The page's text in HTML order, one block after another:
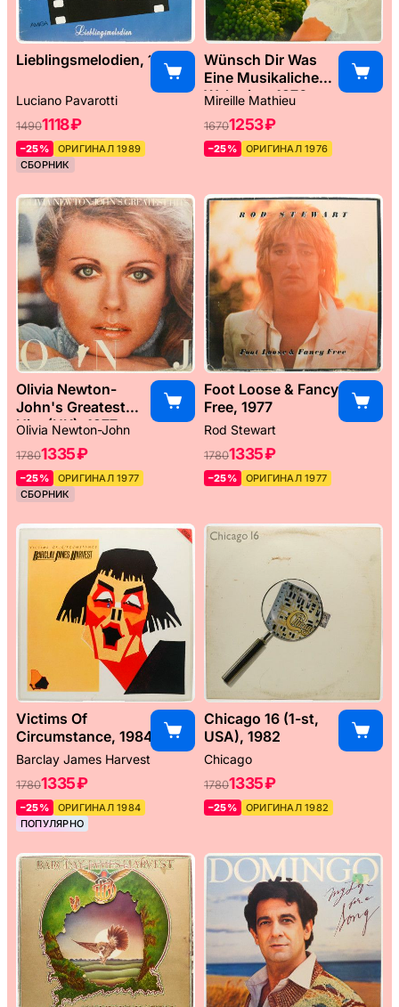
Lieblingsmelodien, 1989
Luciano Pavarotti
14901118 ₽
–25%
ОРИГИНАЛ 1989
СБОРНИК
Wünsch Dir Was
Eine Musikaliche
Weltreise, 1976
Mireille Mathieu
16701253 ₽
–25% ОРИГИНАЛ 1976
Olivia Newton-
John's Greatest
Hits (UK), 1977
Olivia Newton-John
17801335 ₽
–25%
ОРИГИНАЛ 1977
СБОРНИК
Foot Loose & Fancy
Free, 1977
Rod Stewart
17801335 ₽
–25% ОРИГИНАЛ 1977
Victims Of
Circumstance, 1984
Barclay James Harvest
17801335 ₽
–25%
ОРИГИНАЛ 1984
ПОПУЛЯРНО
Chicago 16 (1-st,
USA), 1982
Chicago
17801335 ₽
–25% ОРИГИНАЛ 1982